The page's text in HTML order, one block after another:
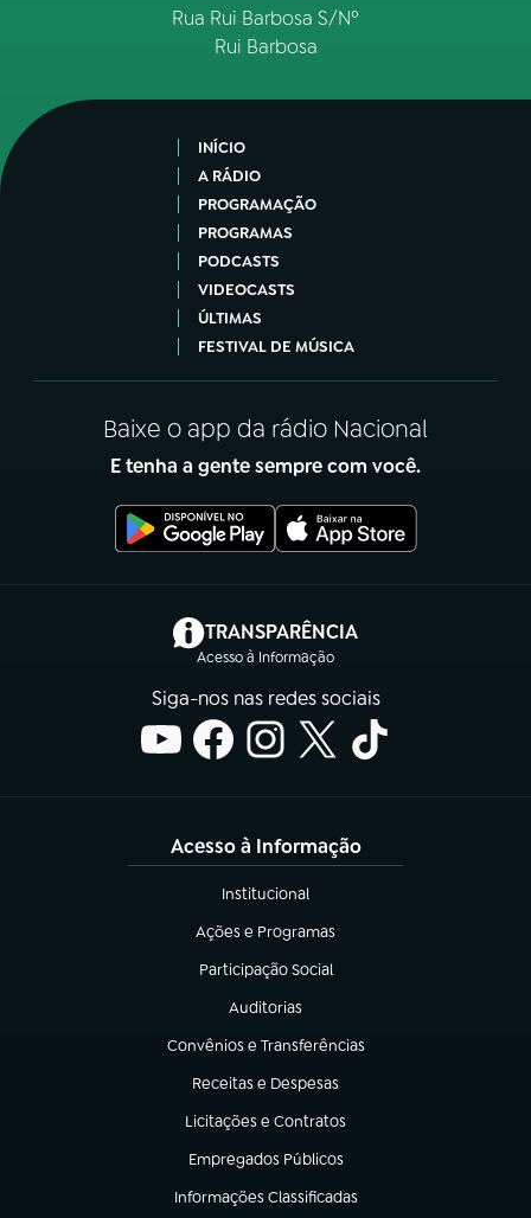
Rua Rui Barbosa S/Nº
Rui Barbosa
INÍCIO
A RÁDIO
PROGRAMAÇÃO
PROGRAMAS
PODCASTS
VIDEOCASTS
ÚLTIMAS
FESTIVAL DE MÚSICA
Baixe o app da rádio Nacional
E tenha a gente sempre com você.
TRANSPARÊNCIA
Acesso à Informação
(abre em nova aba)
Siga-nos nas redes sociais
Acesso à Informação
Institucional
(abre em nova aba)
Ações e Programas
(abre em nova aba)
Participação Social
(abre em nova aba)
Auditorias
(abre em nova aba)
Convênios e Transferências
(abre em nova aba)
Receitas e Despesas
(abre em nova aba)
Licitações e Contratos
(abre em nova aba)
Empregados Públicos
(abre em nova aba)
Informações Classificadas
(abre em nova aba)